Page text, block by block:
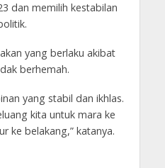
dan memilih kestabilan
yang berlaku akibat
berhemah.
yang stabil dan ikhlas.
kita untuk mara ke
ke belakang,” katanya.